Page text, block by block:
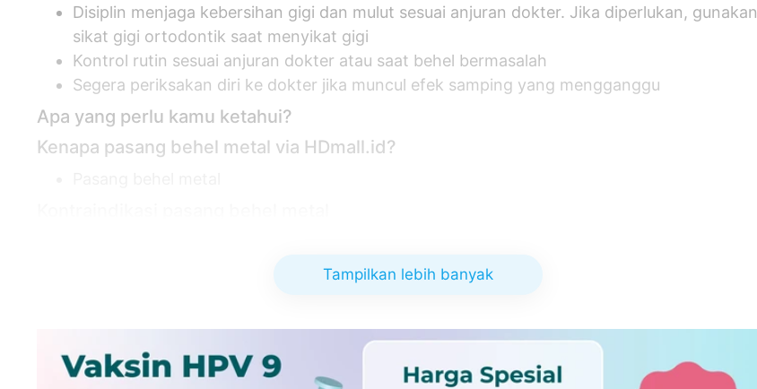
Disiplin menjaga kebersihan gigi dan mulut sesuai anjuran dokter. Jika diperlukan, gunakan
sikat gigi ortodontik saat menyikat gigi
Kontrol rutin sesuai anjuran dokter atau saat behel bermasalah
Segera periksakan diri ke dokter jika muncul efek samping yang mengganggu
Apa yang perlu kamu ketahui?
Kenapa pasang behel metal via HDmall.id?
Memiliki jaringan penyangga gigi yang rusak
Efek samping pasang behel metal yang mungkin terjadi
Sariawan
Tampilkan lebih banyak